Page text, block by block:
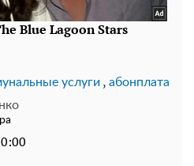
услуги , абонплата